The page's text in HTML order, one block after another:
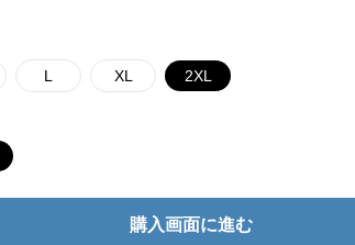
L XL 2XL
購入画面に進む